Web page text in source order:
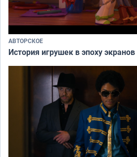
АВТОРСКОЕ
История игрушек в эпоху экранов